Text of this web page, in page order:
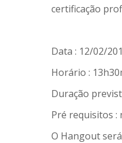
certificação
Data : 12/02/
Horário :
Duração
Pré requisitos
O Hangout